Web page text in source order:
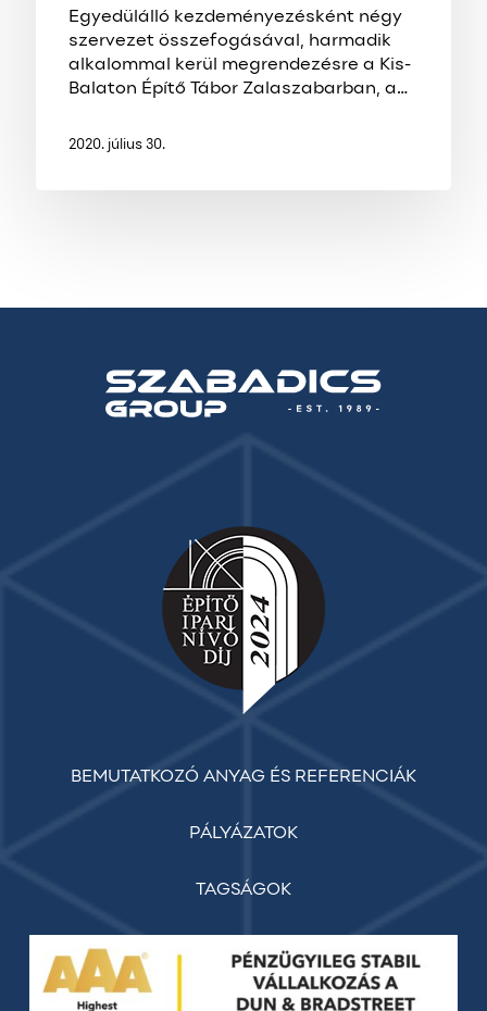
Egyedülálló kezdeményezésként négy
szervezet összefogásával, harmadik
alkalommal kerül megrendezésre a Kis-
Balaton Építő Tábor Zalaszabarban, a…
2020. július 30.
BEMUTATKOZÓ ANYAG ÉS REFERENCIÁK
PÁLYÁZATOK
TAGSÁGOK